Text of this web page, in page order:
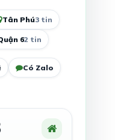
Tân Phú3 tin
62 tin
Có Zalo